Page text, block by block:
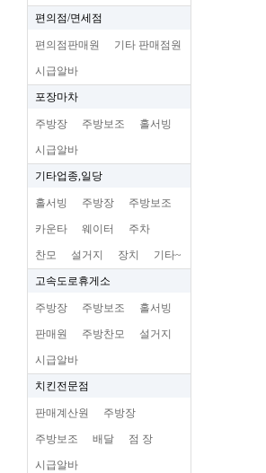
편의점/면세점
편의점판매원 기타 판매점원
시급알바
포장마차
주방장 주방보조 홀서빙
시급알바
기타업종,일당
홀서빙 주방장 주방보조
카운타 웨이터 주차
찬모 설거지 장치 기타~
고속도로휴게소
주방장 주방보조 홀서빙
판매원 주방찬모 설거지
시급알바
치킨전문점
판매계산원 주방장
주방보조 배달 점 장
시급알바